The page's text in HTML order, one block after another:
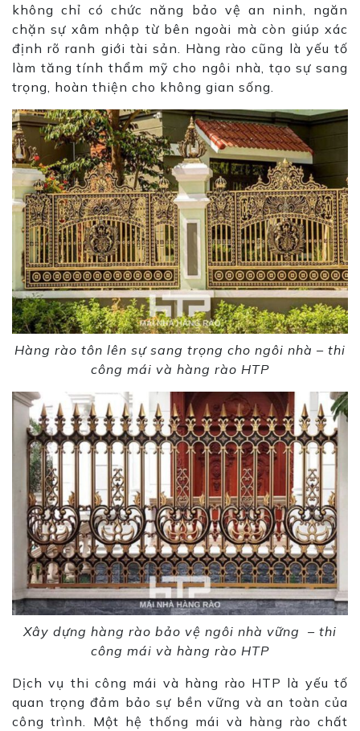
không chỉ có chức năng bảo vệ an ninh, ngăn
chặn sự xâm nhập từ bên ngoài mà còn giúp xác
định rõ ranh giới tài sản. Hàng rào cũng là yếu tố
làm tăng tính thẩm mỹ cho ngôi nhà, tạo sự sang
trọng, hoàn thiện cho không gian sống.
Hàng rào tôn lên sự sang trọng cho ngôi nhà – thi
công mái và hàng rào HTP
Xây dựng hàng rào bảo vệ ngôi nhà vững – thi
công mái và hàng rào HTP
Dịch vụ thi công mái và hàng rào HTP là yếu tố
quan trọng đảm bảo sự bền vững và an toàn của
công trình. Một hệ thống mái và hàng rào chất